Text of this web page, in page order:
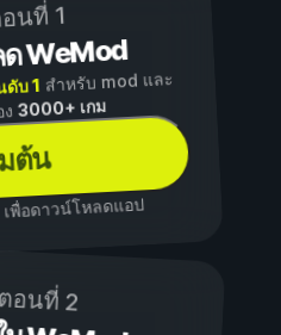
นที่ 1
WeMod
ดับ 1 สำหรับ mod และ
ง3000+ เกม
ต้น
พื่อดาวน์โหลดแอป
อนที่ 2